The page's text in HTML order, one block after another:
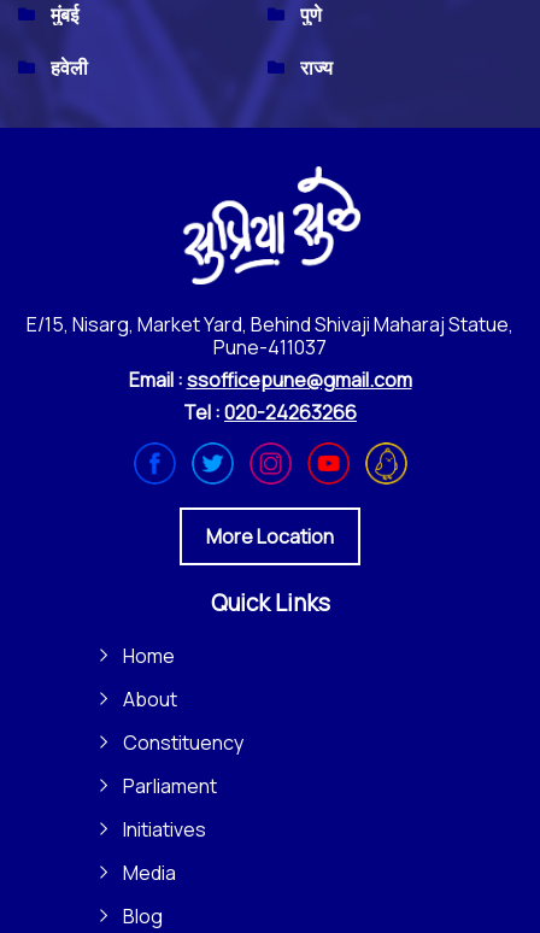
मुंबई
पुणे
हवेली
राज्य
E/15, Nisarg, Market Yard, Behind Shivaji Maharaj Statue,
Pune-411037
Email :ssofficepune@gmail.com
Tel :020-24263266
More Location
Quick Links
Home
About
Constituency
Parliament
Initiatives
Media
Blog